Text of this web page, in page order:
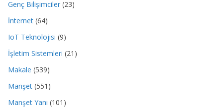
Genç Bilişimciler (23)
İnternet (64)
IoT Teknolojisi (9)
İşletim Sistemleri (21)
Makale (539)
Manşet (551)
Manşet Yanı (101)